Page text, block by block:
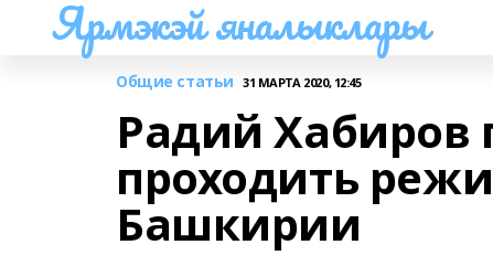
Ярмэкэй яналыклары
Общие статьи 31 МАРТА 2020, 12:45
Радий Хабиров
проходить
Башкирии